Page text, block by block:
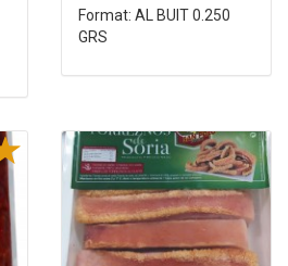
Format: AL BUIT 0.250
GRS